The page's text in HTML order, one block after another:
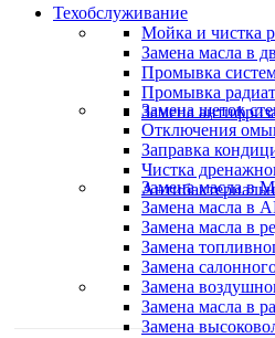
Техобслуживание
Мойка и чистка
Замена масла в
Промывка
Промывка
Замена
Замена щеток
Отключения
Заправка
Чистка
Замена масла в
Замена масла в
Замена масла в
Замена
Замена
Замена
Замена масла в
Замена